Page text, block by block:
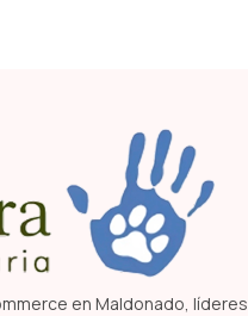
en Maldonado, líderes